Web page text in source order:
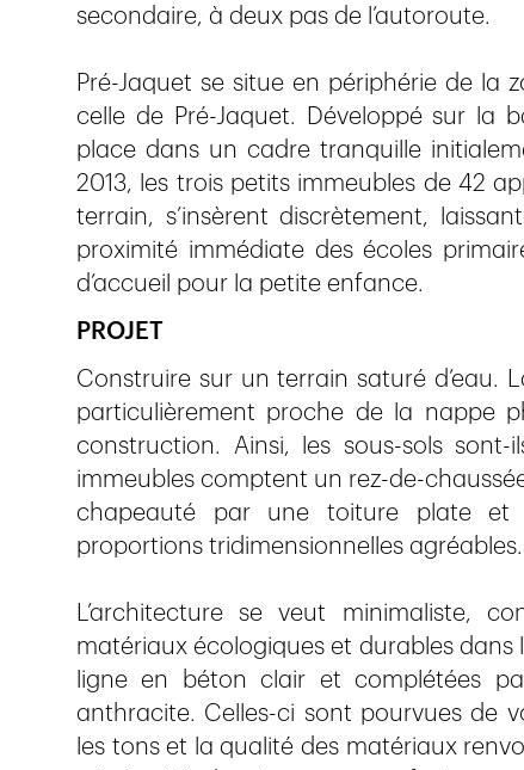
secondaire, à deux pas de l’autoroute.
Pré-Jaquet se situe en périphérie de la
celle de Pré-Jaquet. Développé sur la
place dans un cadre tranquille
2013, les trois petits immeubles de 42
terrain, s’insèrent discrètement,
proximité immédiate des écoles
d’accueil pour la petite enfance.
PROJET
Construire sur un terrain saturé d’eau.
particulièrement proche de la nappe
construction. Ainsi, les sous-sols
immeubles comptent un rez-de-
chapeauté par une toiture plate et
proportions tridimensionnelles agréables.
L’architecture se veut minimaliste,
matériaux écologiques et durables dans
ligne en béton clair et complétées
anthracite. Celles-ci sont pourvues de
les tons et la qualité des matériaux